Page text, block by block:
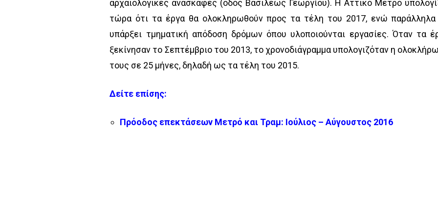
αρχαιολογικές ανασκαφές (οδός Βασιλέως Γεωργίου). Η Αττικό Μετρό
τώρα ότι τα έργα θα ολοκληρωθούν προς τα τέλη του 2017, ενώ
υπάρξει τμηματική απόδοση δρόμων όπου υλοποιούνται εργασίες. Όταν τα
ξεκίνησαν το Σεπτέμβριο του 2013, το χρονοδιάγραμμα υπολογιζόταν η
τους σε 25 μήνες, δηλαδή ως τα τέλη του 2015.
Δείτε επίσης:
Πρόοδος επεκτάσεων Μετρό και Τραμ: Ιούλιος – Αύγουστος 2016